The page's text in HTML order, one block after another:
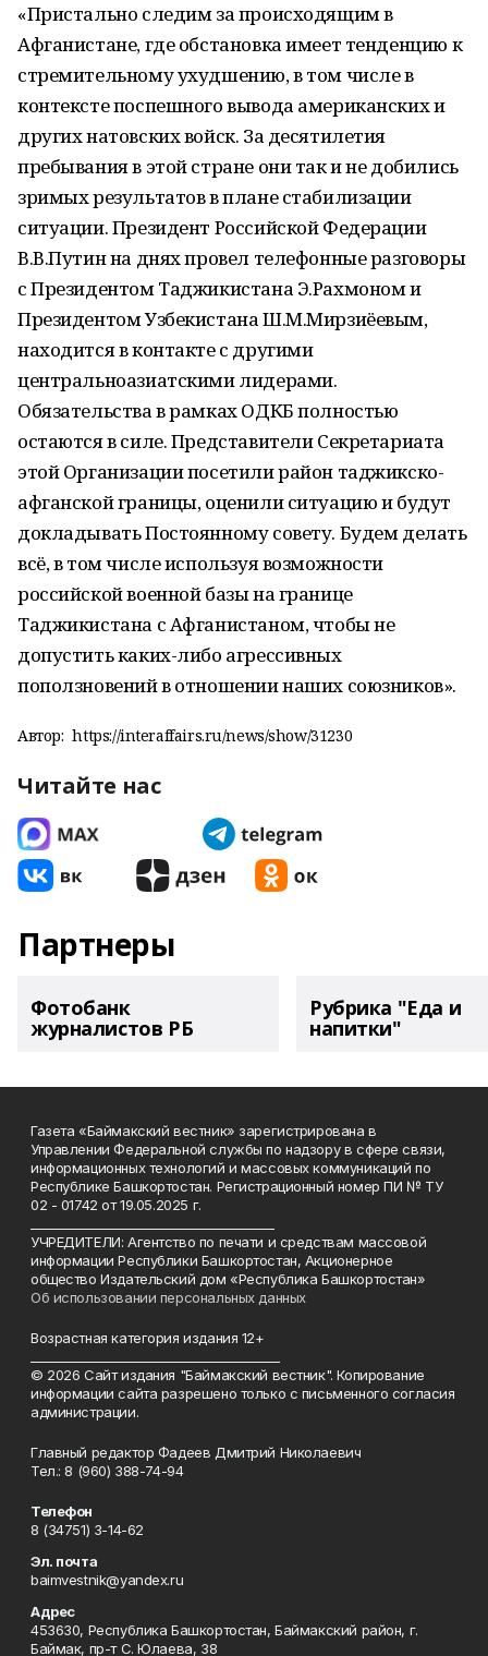
«Пристально следим за происходящим в
Афганистане, где обстановка имеет тенденцию к
стремительному ухудшению, в том числе в
контексте поспешного вывода американских и
других натовских войск. За десятилетия
пребывания в этой стране они так и не добились
зримых результатов в плане стабилизации
ситуации. Президент Российской Федерации
В.В.Путин на днях провел телефонные разговоры
с Президентом Таджикистана Э.Рахмоном и
Президентом Узбекистана Ш.М.Мирзиёевым,
находится в контакте с другими
центральноазиатскими лидерами.
Обязательства в рамках ОДКБ полностью
остаются в силе. Представители Секретариата
этой Организации посетили район таджикско-
афганской границы, оценили ситуацию и будут
докладывать Постоянному совету. Будем делать
всё, в том числе используя возможности
российской военной базы на границе
Таджикистана с Афганистаном, чтобы не
допустить каких-либо агрессивных
поползновений в отношении наших союзников».
Автор: https://interaffairs.ru/news/show/31230
Читайте нас
Партнеры
Фотобанк
журналистов РБ
Рубрика "Еда и
напитки"
Газета «Баймакский вестник» зарегистрирована в
Управлении Федеральной службы по надзору в сфере связи,
информационных технологий и массовых коммуникаций по
Республике Башкортостан. Регистрационный номер ПИ № ТУ
02 - 01742 от 19.05.2025 г.
УЧРЕДИТЕЛИ: Агентство по печати и средствам массовой
информации Республики Башкортостан, Акционерное
общество Издательский дом «Республика Башкортостан»
Об использовании персональных данных
Возрастная категория издания 12+
© 2026 Сайт издания "Баймакский вестник". Копирование
информации сайта разрешено только с письменного согласия
администрации.
Главный редактор Фадеев Дмитрий Николаевич
Тел.: 8 (960) 388-74-94
Телефон
8 (34751) 3-14-62
Эл. почта
baimvestnik@yandex.ru
Адрес
453630, Республика Башкортостан, Баймакский район, г.
Баймак, пр-т С. Юлаева, 38